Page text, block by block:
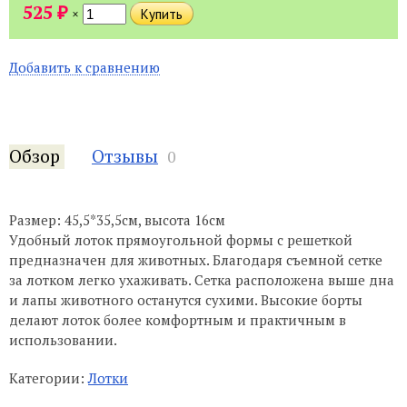
525 ₽ ×
Добавить к сравнению
Обзор Отзывы 0
Размер: 45,5*35,5см, высота 16см
Удобный лоток прямоугольной формы с решеткой
предназначен для животных. Благодаря съемной сетке
за лотком легко ухаживать. Сетка расположена выше дна
и лапы животного останутся сухими. Высокие борты
делают лоток более комфортным и практичным в
использовании.
Категории:Лотки